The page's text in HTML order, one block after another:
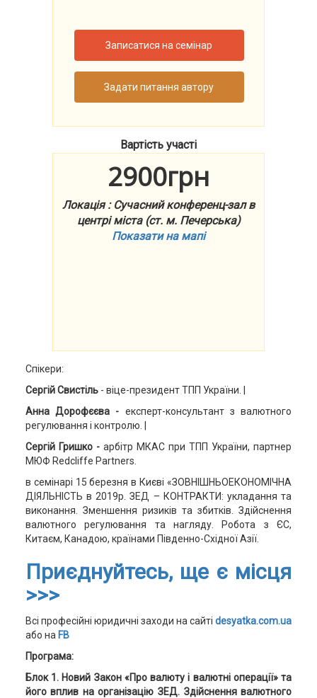
Записатися на семінар
Задати питання автору
Вартість участі
2900грн
Локація : Сучасний конференц-зал в
центрі міста (ст. м. Печерська)
Показати на мапі
Спікери:
Сергій Свистіль- віце-президент ТПП України. |
Анна Дорофєєва - експерт-консультант з валютного
регулювання і контролю. |
Сергій Гришко -арбітр МКАС при ТПП України, партнер
МЮФ Redcliffe Partners.
в семінарі 15 березня в Києві «ЗОВНІШНЬОЕКОНОМІЧНА
ДІЯЛЬНІСТЬ в 2019р. ЗЕД – КОНТРАКТИ: укладання та
виконання. Зменшення ризиків та збитків. Здійснення
валютного регулювання та нагляду. Робота з ЄС,
Китаєм, Канадою, країнами Південно-Східної Азії.
Приєднуйтесь, ще є місця
>>>
Всі професійні юридичні заходи на сайтіdesyatka.com.ua
або на FB
Програма:
Блок 1. Новий Закон «Про валюту і валютні операції» та
його вплив на організацію ЗЕД. Здійснення валютного